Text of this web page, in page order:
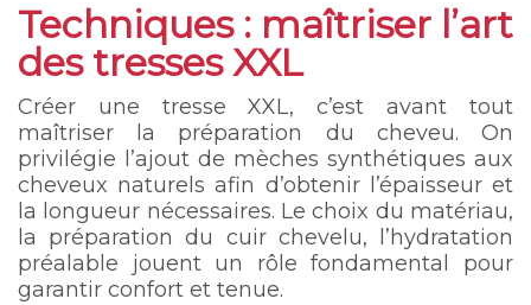
Techniques : maîtriser l’art
des tresses XXL
Créer une tresse XXL, c’est avant tout
maîtriser la préparation du cheveu. On
privilégie l’ajout de mèches synthétiques aux
cheveux naturels afin d’obtenir l’épaisseur et
la longueur nécessaires. Le choix du matériau,
la préparation du cuir chevelu, l’hydratation
préalable jouent un rôle fondamental pour
garantir confort et tenue.